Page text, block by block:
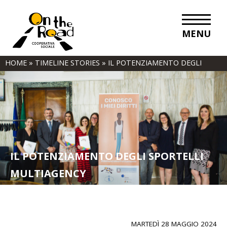
MENU
HOME » TIMELINE STORIES » IL POTENZIAMENTO DEGLI
SPORTELLI MULTIAGENCY
IL POTENZIAMENTO DEGLI SPORTELLI
MULTIAGENCY
MARTEDÌ 28 MAGGIO 2024